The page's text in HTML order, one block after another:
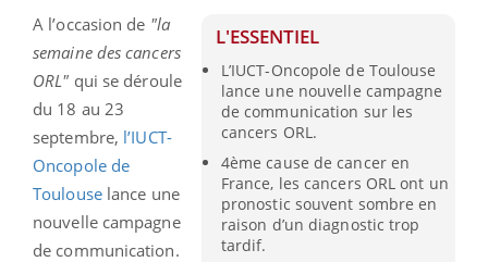
L'ESSENTIEL
L’IUCT-Oncopole de Toulouse
lance une nouvelle campagne
de communication sur les
cancers ORL.
4ème cause de cancer en
France, les cancers ORL ont un
pronostic souvent sombre en
raison d’un diagnostic trop
tardif.
A l’occasion de "la
semaine des cancers
ORL" qui se déroule
du 18 au 23
septembre, l’IUCT-
Oncopole de
Toulouselance une
nouvelle campagne
de communication.